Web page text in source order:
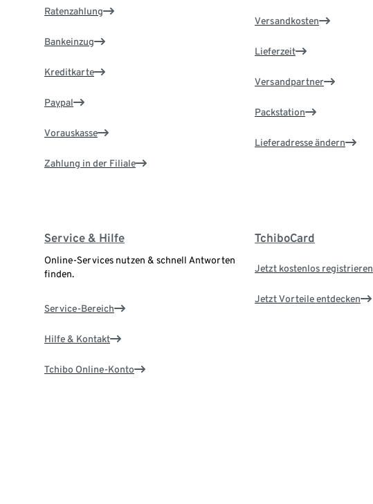
Ratenzahlung
Bankeinzug
Kreditkarte
Paypal
Vorauskasse
Zahlung in der Filiale
Versandkosten
Lieferzeit
Versandpartner
Packstation
Lieferadresse ändern
Service & Hilfe
Online-Services nutzen & schnell Antworten
finden.
Service-Bereich
Hilfe & Kontakt
Tchibo Online-Konto
TchiboCard
Jetzt kostenlos registrieren
Jetzt Vorteile entdecken